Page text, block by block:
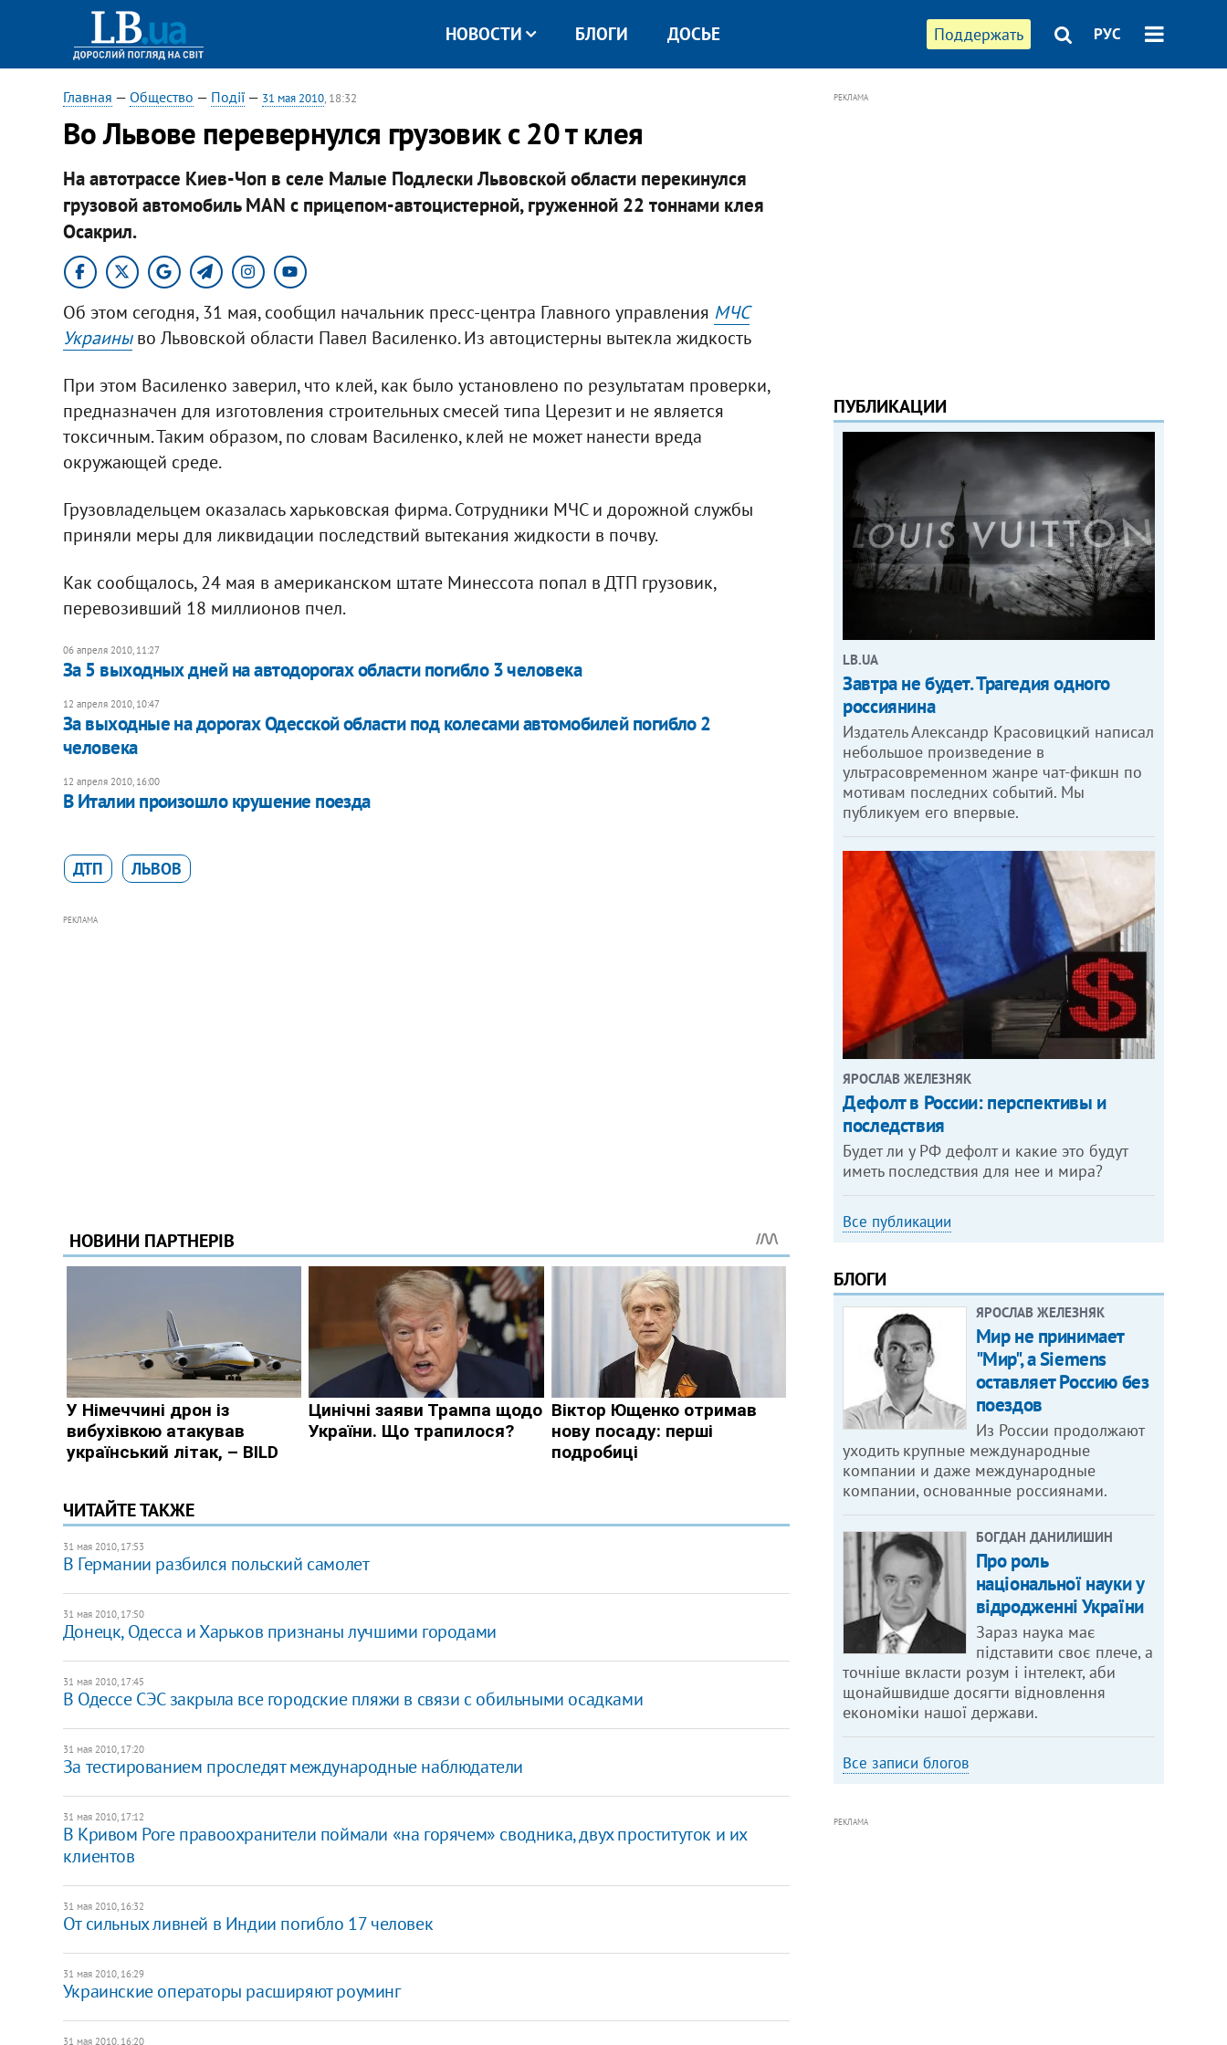
Поддержать РУС
НОВОСТИ БЛОГИ ДОСЬЕ
Главная — Общество — Події— 31 мая 2010, 18:32
Во Львове перевернулся грузовик с 20 т клея
На автотрассе Киев-Чоп в селе Малые Подлески Львовской области перекинулся
грузовой автомобиль MAN с прицепом-автоцистерной, груженной 22 тоннами клея
Осакрил.
Об этом сегодня, 31 мая, сообщил начальник пресс-центра Главного управления МЧС
Украиныво Львовской области Павел Василенко. Из автоцистерны вытекла жидкость
При этом Василенко заверил, что клей, как было установлено по результатам проверки,
предназначен для изготовления строительных смесей типа Церезит и не является
токсичным. Таким образом, по словам Василенко, клей не может нанести вреда
окружающей среде.
Грузовладельцем оказалась харьковская фирма. Сотрудники МЧС и дорожной службы
приняли меры для ликвидации последствий вытекания жидкости в почву.
Как сообщалось, 24 мая в американском штате Минессота попал в ДТП грузовик,
перевозивший 18 миллионов пчел.
06 апреля 2010, 11:27
За 5 выходных дней на автодорогах области погибло 3 человека
12 апреля 2010, 10:47
За выходные на дорогах Одесской области под колесами автомобилей погибло 2
человека
12 апреля 2010, 16:00
В Италии произошло крушение поезда
ДТП ЛЬВОВ
РЕКЛАМА
ЧИТАЙТЕ ТАКЖЕ
31 мая 2010, 17:53
В Германии разбился польский самолет
31 мая 2010, 17:50
Донецк, Одесса и Харьков признаны лучшими городами
31 мая 2010, 17:45
В Одессе СЭС закрыла все городские пляжи в связи с обильными осадками
31 мая 2010, 17:20
За тестированием проследят международные наблюдатели
31 мая 2010, 17:12
В Кривом Роге правоохранители поймали «на горячем» сводника, двух проституток и их
клиентов
31 мая 2010, 16:32
От сильных ливней в Индии погибло 17 человек
31 мая 2010, 16:29
Украинские операторы расширяют роуминг
31 мая 2010, 16:20
РЕКЛАМА
ПУБЛИКАЦИИ
LB.UA
Завтра не будет. Трагедия одного
россиянина
Издатель Александр Красовицкий написал
небольшое произведение в
ультрасовременном жанре чат-фикшн по
мотивам последних событий. Мы
публикуем его впервые.
ЯРОСЛАВ ЖЕЛЕЗНЯК
Дефолт в России: перспективы и
последствия
Будет ли у РФ дефолт и какие это будут
иметь последствия для нее и мира?
Все публикации
БЛОГИ
ЯРОСЛАВ ЖЕЛЕЗНЯК
Мир не принимает
"Мир", а Siemens
оставляет Россию без
поездов
Из России продолжают
уходить крупные международные
компании и даже международные
компании, основанные россиянами.
БОГДАН ДАНИЛИШИН
Про роль
національної науки у
відродженні України
Зараз наука має
підставити своє плече, а
точніше вкласти розум і інтелект, аби
щонайшвидше досягти відновлення
економіки нашої держави.
Все записи блогов
РЕКЛАМА